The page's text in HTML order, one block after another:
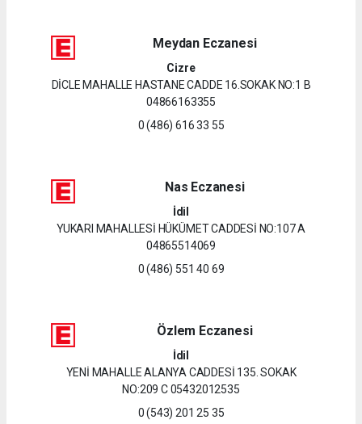
Meydan Eczanesi
Cizre
DİCLE MAHALLE HASTANE CADDE 16.SOKAK NO:1 B
04866163355
0 (486) 616 33 55
Nas Eczanesi
İdil
YUKARI MAHALLESİ HÜKÜMET CADDESİ NO:107 A
04865514069
0 (486) 551 40 69
Özlem Eczanesi
İdil
YENİ MAHALLE ALANYA CADDESİ 135. SOKAK
NO:209 C 05432012535
0 (543) 201 25 35